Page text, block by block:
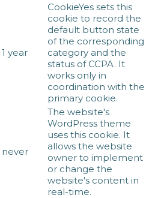
1 year
CookieYes sets this
cookie to record the
default button state
of the corresponding
category and the
status of CCPA. It
works only in
coordination with the
primary cookie.
never
The website's
WordPress theme
uses this cookie. It
allows the website
owner to implement
or change the
website's content in
real-time.